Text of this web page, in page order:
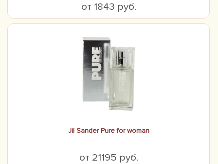
от 1843 руб.
Jil Sander Pure for woman
от 21195 руб.